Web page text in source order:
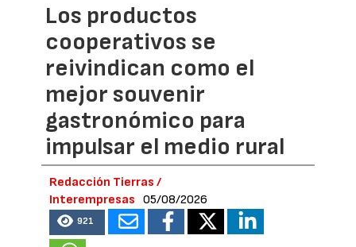
Los productos
cooperativos se
reivindican como el
mejor souvenir
gastronómico para
impulsar el medio rural
Redacción Tierras /
Interempresas
05/08/2026
921